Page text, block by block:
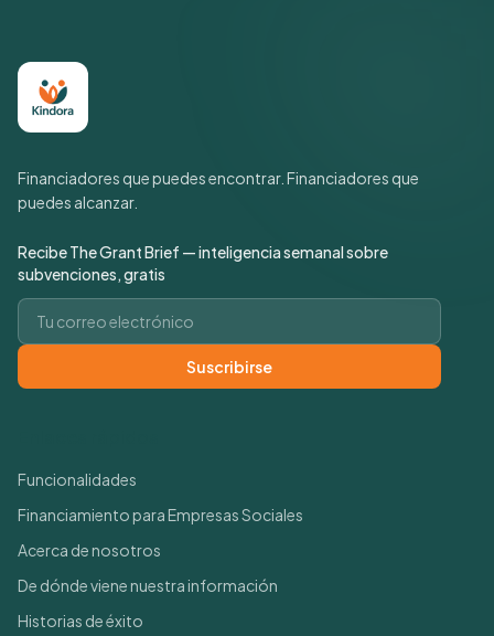
Financiadores que puedes encontrar. Financiadores que
puedes alcanzar.
Recibe The Grant Brief — inteligencia semanal sobre
subvenciones, gratis
Correo electrónico
Suscribirse
Funcionalidades
Financiamiento para Empresas Sociales
Acerca de nosotros
De dónde viene nuestra información
Historias de éxito